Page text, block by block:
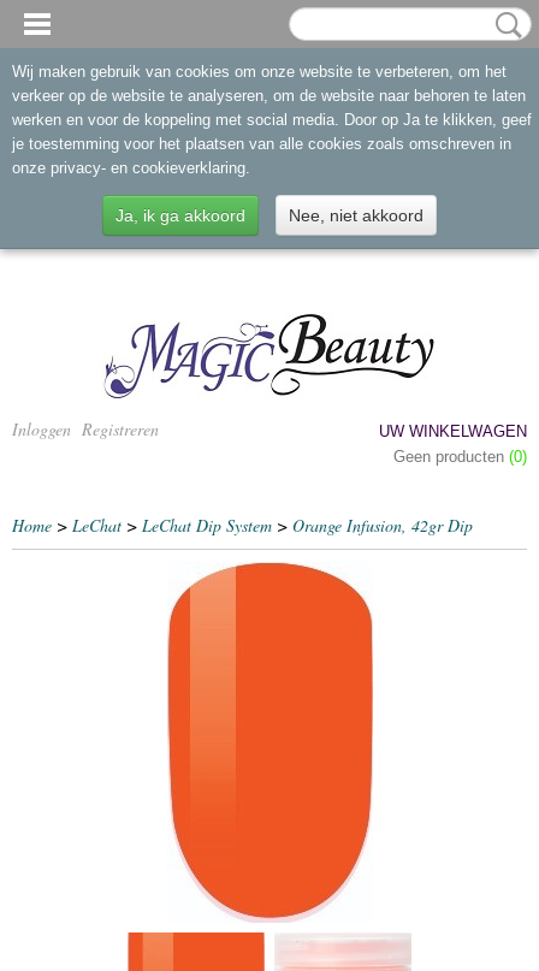
Inloggen Registreren
UW WINKELWAGEN
Geen producten (0)
Home > LeChat > LeChat Dip System > Orange Infusion, 42gr Dip
Wij maken gebruik van cookies om onze website te verbeteren, om het
verkeer op de website te analyseren, om de website naar behoren te laten
werken en voor de koppeling met social media. Door op Ja te klikken, geef
je toestemming voor het plaatsen van alle cookies zoals omschreven in
onze privacy- en cookieverklaring.
Ja, ik ga akkoord Nee, niet akkoord